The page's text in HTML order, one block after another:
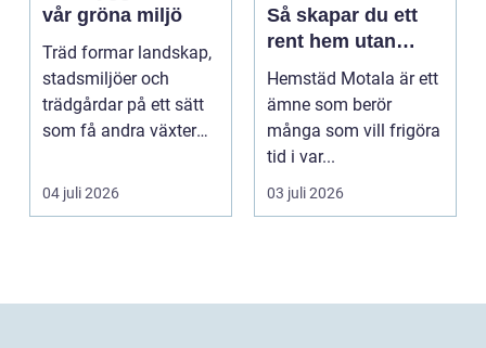
vår gröna miljö
Träd formar landskap,
stadsmiljöer och
trädgårdar på ett sätt
som få andra växter
04 juli 2026
Så skapar du ett
rent hem utan
stress
Hemstäd Motala är ett
ämne som berör
många som vill frigöra
tid i var...
03 juli 2026